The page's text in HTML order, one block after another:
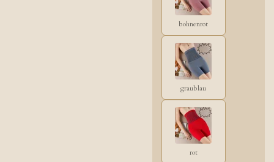
bohnenrot
graublau
rot